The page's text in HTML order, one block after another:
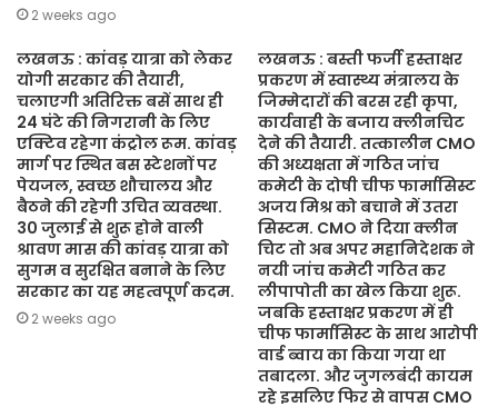
2 weeks ago
लखनऊ : कांवड़ यात्रा को लेकर
योगी सरकार की तैयारी,
चलाएगी अतिरिक्त बसें साथ ही
24 घंटे की निगरानी के लिए
एक्टिव रहेगा कंट्रोल रूम. कांवड़
मार्ग पर स्थित बस स्टेशनों पर
पेयजल, स्वच्छ शौचालय और
बैठने की रहेगी उचित व्यवस्था.
30 जुलाई से शुरू होने वाली
श्रावण मास की कांवड़ यात्रा को
सुगम व सुरक्षित बनाने के लिए
सरकार का यह महत्वपूर्ण कदम.
2 weeks ago
लखनऊ : बस्ती फर्जी हस्ताक्षर
प्रकरण में स्वास्थ्य मंत्रालय के
जिम्मेदारों की बरस रही कृपा,
कार्यवाही के बजाय क्लीनचिट
देने की तैयारी. तत्कालीन CMO
की अध्यक्षता में गठित जांच
कमेटी के दोषी चीफ फार्मासिस्ट
अजय मिश्र को बचाने में उतरा
सिस्टम. CMO ने दिया क्लीन
चिट तो अब अपर महानिदेशक ने
नयी जांच कमेटी गठित कर
लीपापोती का खेल किया शुरू.
जबकि हस्ताक्षर प्रकरण में ही
चीफ फार्मासिस्ट के साथ आरोपी
वार्ड ब्वाय का किया गया था
तबादला. और जुगलबंदी कायम
रहे इसलिए फिर से वापस CMO